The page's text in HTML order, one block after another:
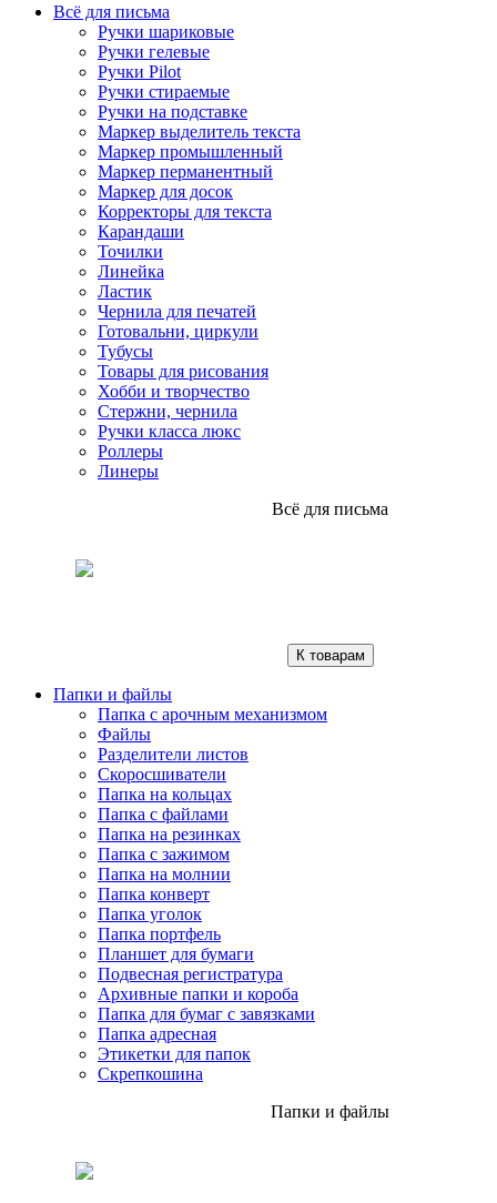
Всё для письма
Ручки шариковые
Ручки гелевые
Ручки Pilot
Ручки стираемые
Ручки на подставке
Маркер выделитель текста
Маркер промышленный
Маркер перманентный
Маркер для досок
Корректоры для текста
Карандаши
Точилки
Линейка
Ластик
Чернила для печатей
Готовальни, циркули
Тубусы
Товары для рисования
Хобби и творчество
Стержни, чернила
Ручки класса люкс
Роллеры
Линеры
Всё для письма
К товарам
Папки и файлы
Папка с арочным механизмом
Файлы
Разделители листов
Скоросшиватели
Папка на кольцах
Папка с файлами
Папка на резинках
Папка с зажимом
Папка на молнии
Папка конверт
Папка уголок
Папка портфель
Планшет для бумаги
Подвесная регистратура
Архивные папки и короба
Папка для бумаг с завязками
Папка адресная
Этикетки для папок
Скрепкошина
Папки и файлы